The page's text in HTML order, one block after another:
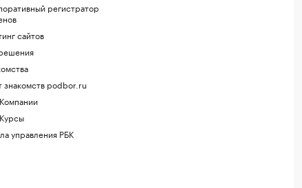
регистратор
сайтов
знакомств podbor.ru
управления РБК